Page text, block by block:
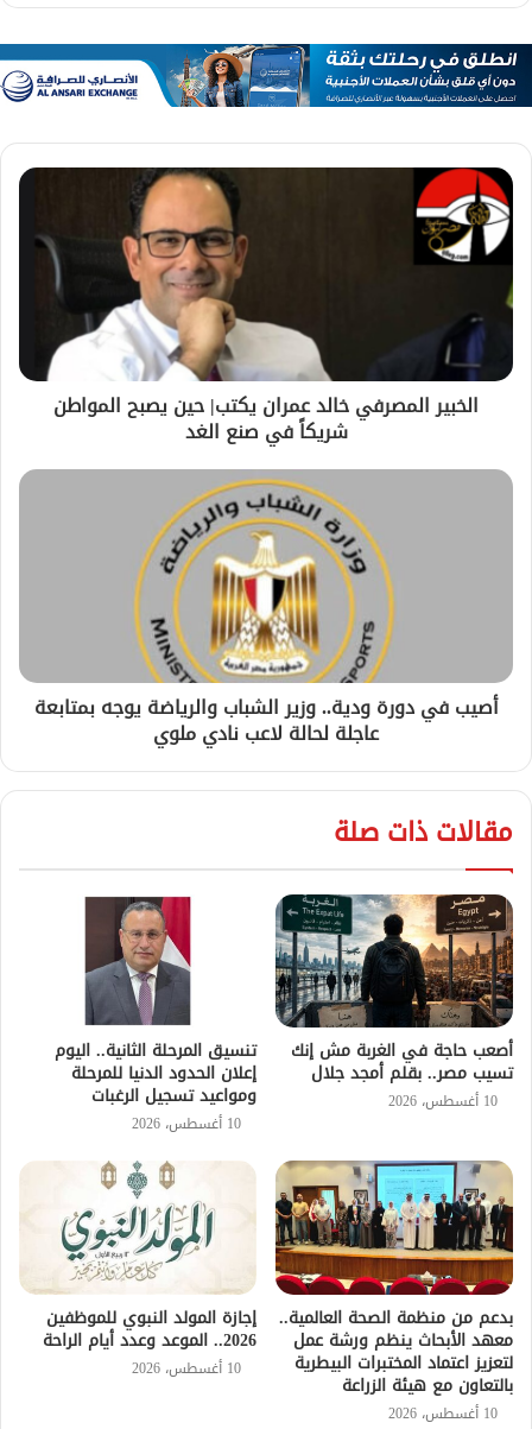
الخبير المصرفي خالد عمران يكتب| حين يصبح المواطن
شريكاً في صنع الغد
أصيب في دورة ودية.. وزير الشباب والرياضة يوجه بمتابعة
عاجلة لحالة لاعب نادي ملوي
مقالات ذات صلة
أصعب حاجة في الغربة مش إنك
تسيب مصر.. بقلم أمجد جلال
10 أغسطس، 2026
تنسيق المرحلة الثانية.. اليوم
إعلان الحدود الدنيا للمرحلة
ومواعيد تسجيل الرغبات
10 أغسطس، 2026
بدعم من منظمة الصحة العالمية..
معهد الأبحاث ينظم ورشة عمل
لتعزيز اعتماد المختبرات البيطرية
بالتعاون مع هيئة الزراعة
10 أغسطس، 2026
إجازة المولد النبوي للموظفين
2026.. الموعد وعدد أيام الراحة
10 أغسطس، 2026